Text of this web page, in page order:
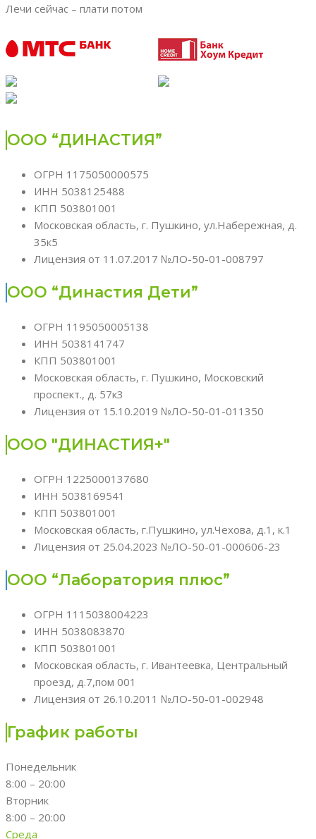
Лечи сейчас – плати потом
ООО “ДИНАСТИЯ”
ОГРН 1175050000575
ИНН 5038125488
КПП 503801001
Московская область, г. Пушкино, ул.Набережная, д.
35к5
Лицензия от 11.07.2017 №ЛО-50-01-008797
ООО “Династия Дети”
ОГРН 1195050005138
ИНН 5038141747
КПП 503801001
Московская область, г. Пушкино, Московский
проспект., д. 57к3
Лицензия от 15.10.2019 №ЛО-50-01-011350
ООО "ДИНАСТИЯ+"
ОГРН 1225000137680
ИНН 5038169541
КПП 503801001
Московская область, г.Пушкино, ул.Чехова, д.1, к.1
Лицензия от 25.04.2023 №ЛО-50-01-000606-23
ООО “Лаборатория плюс”
ОГРН 1115038004223
ИНН 5038083870
КПП 503801001
Московская область, г. Ивантеевка, Центральный
проезд, д.7,пом 001
Лицензия от 26.10.2011 №ЛО-50-01-002948
График работы
Понедельник
8:00 – 20:00
Вторник
8:00 – 20:00
Среда